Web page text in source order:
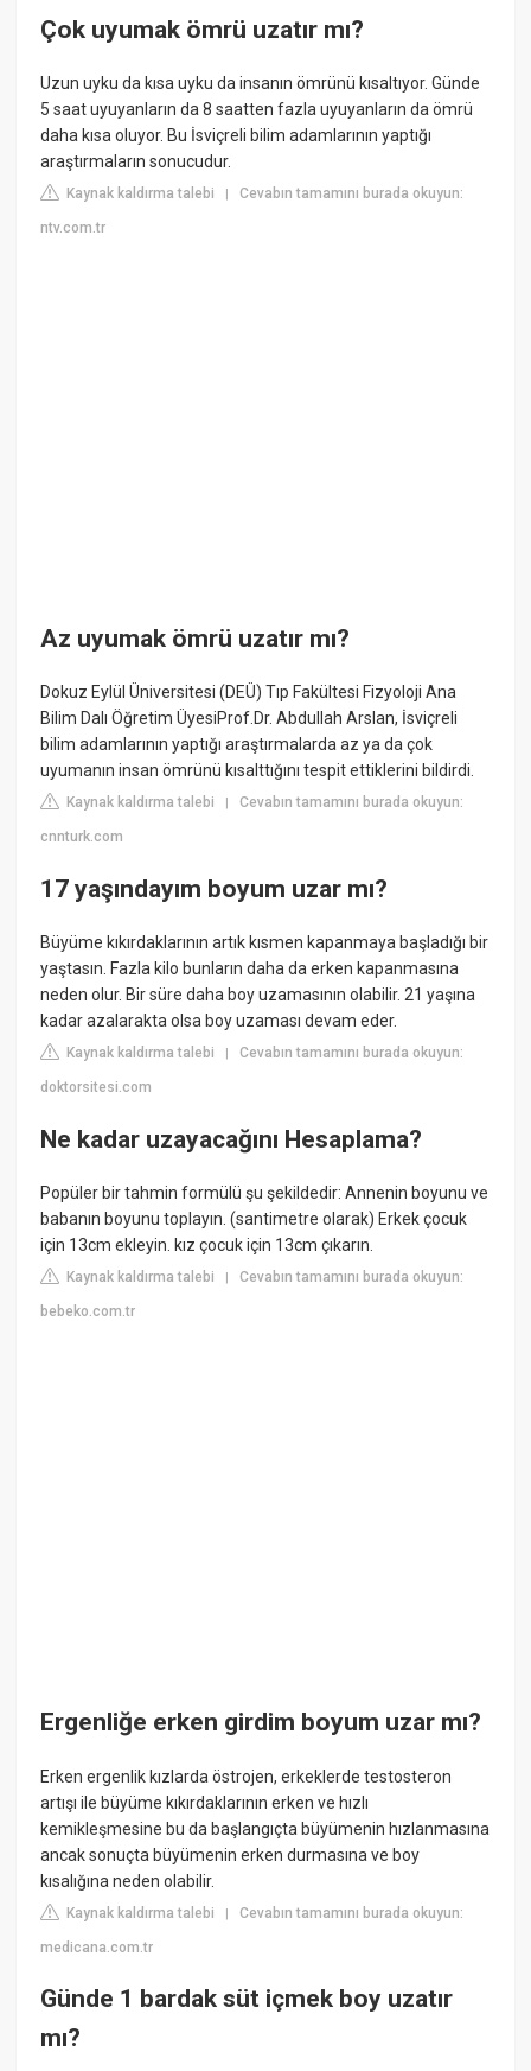
Çok uyumak ömrü uzatır mı?
Uzun uyku da kısa uyku da insanın ömrünü kısaltıyor. Günde
5 saat uyuyanların da 8 saatten fazla uyuyanların da ömrü
daha kısa oluyor. Bu İsviçreli bilim adamlarının yaptığı
araştırmaların sonucudur.
Kaynak kaldırma talebi |Cevabın tamamını burada okuyun:
ntv.com.tr
Az uyumak ömrü uzatır mı?
Dokuz Eylül Üniversitesi (DEÜ) Tıp Fakültesi Fizyoloji Ana
Bilim Dalı Öğretim ÜyesiProf.Dr. Abdullah Arslan, İsviçreli
bilim adamlarının yaptığı araştırmalarda az ya da çok
uyumanın insan ömrünü kısalttığını tespit ettiklerini bildirdi.
Kaynak kaldırma talebi |Cevabın tamamını burada okuyun:
cnnturk.com
17 yaşındayım boyum uzar mı?
Büyüme kıkırdaklarının artık kısmen kapanmaya başladığı bir
yaştasın. Fazla kilo bunların daha da erken kapanmasına
neden olur. Bir süre daha boy uzamasının olabilir. 21 yaşına
kadar azalarakta olsa boy uzaması devam eder.
Kaynak kaldırma talebi |Cevabın tamamını burada okuyun:
doktorsitesi.com
Ne kadar uzayacağını Hesaplama?
Popüler bir tahmin formülü şu şekildedir: Annenin boyunu ve
babanın boyunu toplayın. (santimetre olarak) Erkek çocuk
için 13cm ekleyin. kız çocuk için 13cm çıkarın.
Kaynak kaldırma talebi |Cevabın tamamını burada okuyun:
bebeko.com.tr
Ergenliğe erken girdim boyum uzar mı?
Erken ergenlik kızlarda östrojen, erkeklerde testosteron
artışı ile büyüme kıkırdaklarının erken ve hızlı
kemikleşmesine bu da başlangıçta büyümenin hızlanmasına
ancak sonuçta büyümenin erken durmasına ve boy
kısalığına neden olabilir.
Kaynak kaldırma talebi |Cevabın tamamını burada okuyun:
medicana.com.tr
Günde 1 bardak süt içmek boy uzatır
mı?